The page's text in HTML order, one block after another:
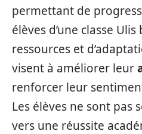
permettant de
élèves d’une classe
ressources et
visent à améliorer leur
renforcer leur
Les élèves ne sont pas
vers une réussite